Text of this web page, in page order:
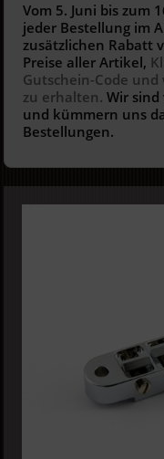
Vom 5. Juni bis zum
jeder Bestellung im
zusätzlichen Rabatt
Preise aller Artikel,
Gutschein-Code
zu erhalten. Wir sind
und kümmern uns
Bestellungen.